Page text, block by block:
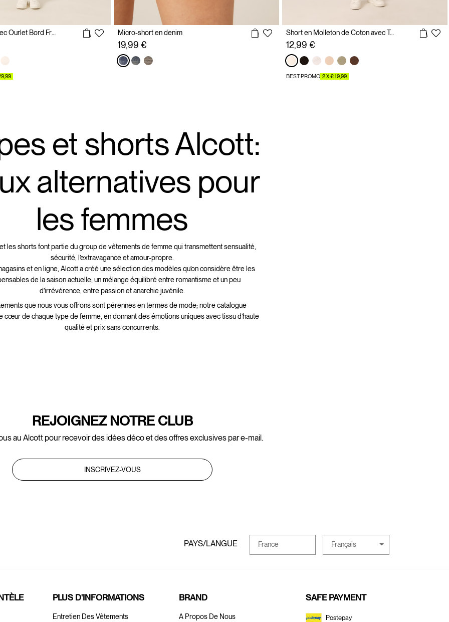
Micro-short en denim
19,99 €
Short en Molleton de Coton avec Taille Élastique
12,99 €
BEST PROMO 2 X € 19,99
et shorts Alcott:
alternatives pour
les femmes
les shorts font partie du group de vêtements de femme qui transmettent sensualité,
sécurité, l’extravagance et amour-propre.
et en ligne, Alcott a créé une sélection des modèles qu’on considère être les
de la saison actuelle; un mélange équilibré entre romantisme et un peu
d’irrévérence, entre passion et anarchie juvénile.
que nous vous offrons sont pérennes en termes de mode; notre catalogue
cœur de chaque type de femme, en donnant des émotions uniques avec tissu d’haute
qualité et prix sans concurrents.
REJOIGNEZ NOTRE CLUB
au Alcott pour recevoir des idées déco et des offres exclusives par e-mail.
INSCRIVEZ-VOUS
PAYS/LANGUE France Français
PLUS D'INFORMATIONS
Entretien Des Vêtements
BRAND
A Propos De Nous
SAFE PAYMENT
Postepay